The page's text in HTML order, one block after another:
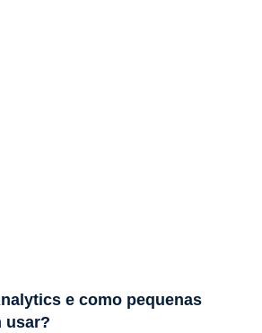
e como pequenas
usar?